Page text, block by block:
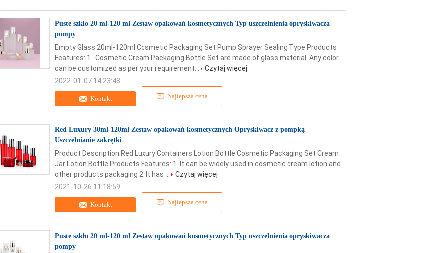
Puste szkło 20 ml-120 ml Zestaw opakowań kosmetycznych Typ uszczelnienia opryskiwacza
pompy
Kontakt Najlepsza cena
Empty Glass 20ml-120ml Cosmetic Packaging Set Pump Sprayer Sealing Type Products
Features: 1 . Cosmetic Cream Packaging Bottle Set are made of glass material. Any color
can be customized as per your requirement...
Czytaj więcej
2022-01-07 14:23:48
Red Luxury 30ml-120ml Zestaw opakowań kosmetycznych Opryskiwacz z pompką
Uszczelnianie zakrętki
Kontakt Najlepsza cena
Product Description:Red Luxury Containers Lotion Bottle Cosmetic Packaging Set Cream
Jar Lotion Bottle Products Features: 1. It can be widely used in cosmetic cream lotion and
other products packaging 2. It has ...
Czytaj więcej
2021-10-26 11:18:59
Puste szkło 20 ml-120 ml Zestaw opakowań kosmetycznych Typ uszczelnienia opryskiwacza
pompy